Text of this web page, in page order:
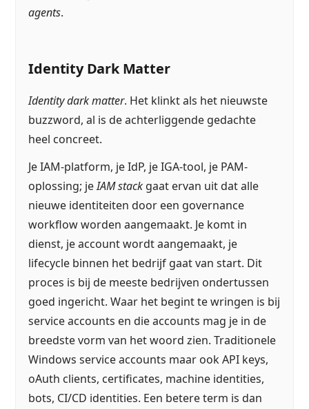
agents.
Identity Dark Matter
Identity dark matter. Het klinkt als het nieuwste
buzzword, al is de achterliggende gedachte
heel concreet.
Je IAM-platform, je IdP, je IGA-tool, je PAM-
oplossing; jeIAM stack gaat ervan uit dat alle
nieuwe identiteiten door een governance
workflow worden aangemaakt. Je komt in
dienst, je account wordt aangemaakt, je
lifecycle binnen het bedrijf gaat van start. Dit
proces is bij de meeste bedrijven ondertussen
goed ingericht. Waar het begint te wringen is bij
service accounts en die accounts mag je in de
breedste vorm van het woord zien. Traditionele
Windows service accounts maar ook API keys,
oAuth clients, certificates, machine identities,
bots, CI/CD identities. Een betere term is dan